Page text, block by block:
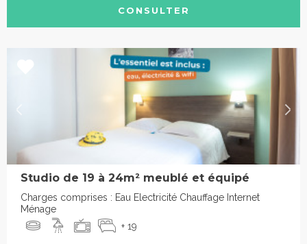
CONSULTER
Studio de 19 à 24m² meublé et équipé
Charges comprises : Eau Electricité Chauffage Internet
Ménage
+ 19